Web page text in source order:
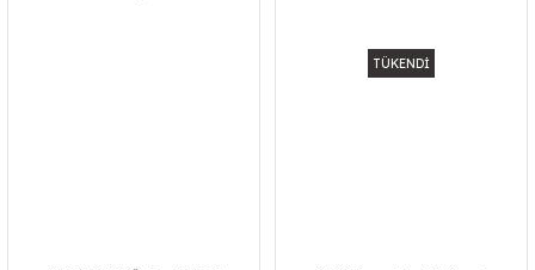
TÜKENDİ